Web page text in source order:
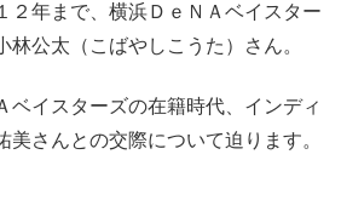
２年まで、横浜ＤｅＮＡベイスター
林公太（こばやしこうた）さん。
ベイスターズの在籍時代、インディ
美さんとの交際について迫ります。